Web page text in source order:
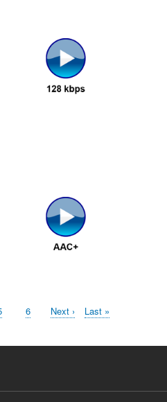
Page
6
Next
Next ›
Last
Last »